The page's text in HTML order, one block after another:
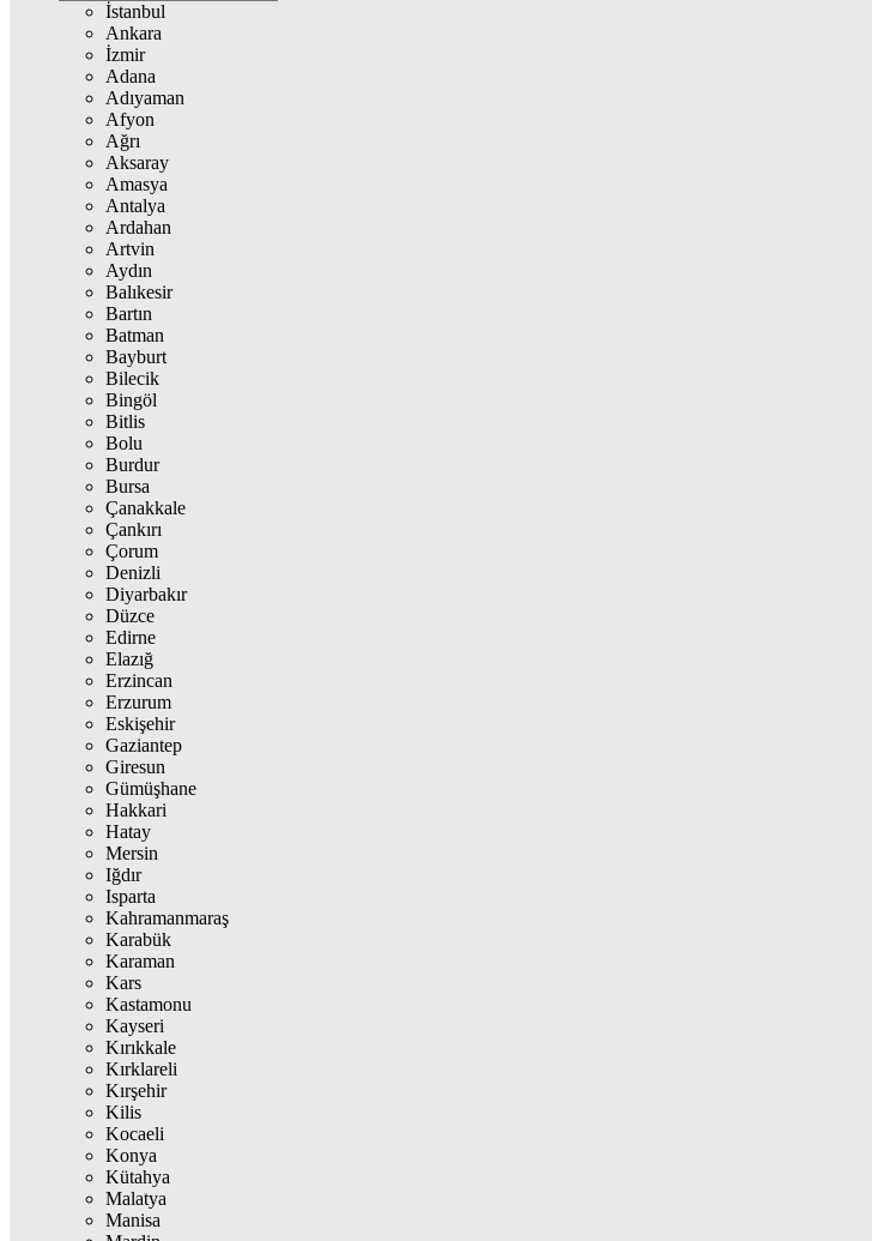
İstanbul
Ankara
İzmir
Adana
Adıyaman
Afyon
Ağrı
Aksaray
Amasya
Antalya
Ardahan
Artvin
Aydın
Balıkesir
Bartın
Batman
Bayburt
Bilecik
Bingöl
Bitlis
Bolu
Burdur
Bursa
Çanakkale
Çankırı
Çorum
Denizli
Diyarbakır
Düzce
Edirne
Elazığ
Erzincan
Erzurum
Eskişehir
Gaziantep
Giresun
Gümüşhane
Hakkari
Hatay
Mersin
Iğdır
Isparta
Kahramanmaraş
Karabük
Karaman
Kars
Kastamonu
Kayseri
Kırıkkale
Kırklareli
Kırşehir
Kilis
Kocaeli
Konya
Kütahya
Malatya
Manisa